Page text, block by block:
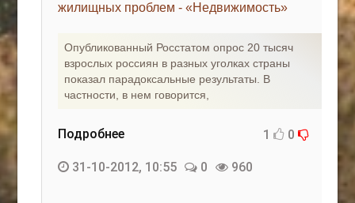
жилищных проблем - «Недвижимость»
Опубликованный Росстатом опрос 20 тысяч
взрослых россиян в разных уголках страны
показал парадоксальные результаты. В
частности, в нем говорится,
Подробнее 1 0
31-10-2012, 10:55 0 960